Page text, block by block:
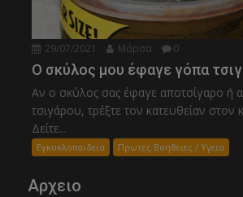
29/07/2021 Μάρσα 0
Ο σκύλος μου έφαγε γόπα
Αν ο σκύλος σας έφαγε αποτσίγαρο ή
τσιγάρου, τρέξτε τον κατευθείαν στον
Δείτε...
Εγκυκλοπαιδεια Πρωτες Βοηθειες / Υγεια
Αρχειο